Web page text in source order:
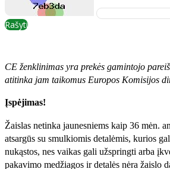
Rašyti
CE ženklinimas yra prekės gamintojo
atitinka jam taikomus Europos Komisijos
Įspėjimas!
Žaislas netinka jaunesniems kaip 36 mėn.
atsargūs su smulkiomis detalėmis, kurios
nukąstos, nes vaikas gali užspringti arba
pakavimo medžiagos ir detalės nėra žaislo